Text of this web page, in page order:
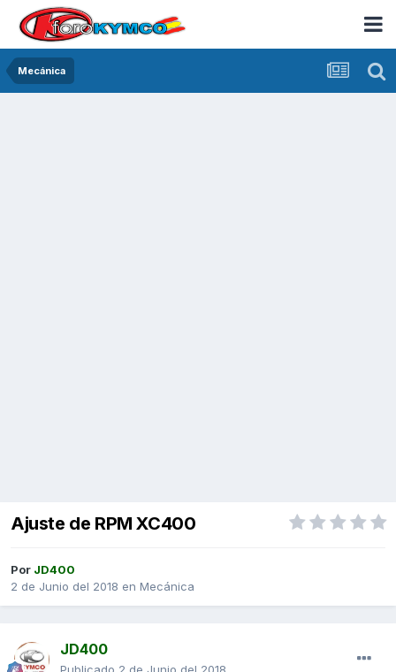
Mecánica
Ajuste de RPM XC400
Por JD400
2 de Junio del 2018 en Mecánica
JD400